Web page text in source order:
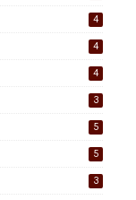
4
4
4
3
5
5
3